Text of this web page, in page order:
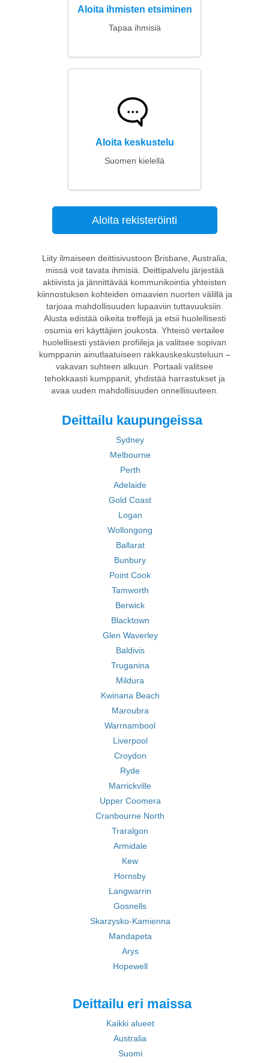
Aloita ihmisten etsiminen
Tapaa ihmisiä
Aloita keskustelu
Suomen kielellä
Aloita rekisteröinti
Liity ilmaiseen deittisivustoon Brisbane, Australia,
missä voit tavata ihmisiä. Deittipalvelu järjestää
aktiivista ja jännittävää kommunikointia yhteisten
kiinnostuksen kohteiden omaavien nuorten välillä ja
tarjoaa mahdollisuuden lupaaviin tuttavuuksiin.
Alusta edistää oikeita treffejä ja etsii huolellisesti
osumia eri käyttäjien joukosta. Yhteisö vertailee
huolellisesti ystävien profiileja ja valitsee sopivan
kumppanin ainutlaatuiseen rakkauskeskusteluun –
vakavan suhteen alkuun. Portaali valitsee
tehokkaasti kumppanit, yhdistää harrastukset ja
avaa uuden mahdollisuuden onnellisuuteen.
Deittailu kaupungeissa
Sydney
Melbourne
Perth
Adelaide
Gold Coast
Logan
Wollongong
Ballarat
Bunbury
Point Cook
Tamworth
Berwick
Blacktown
Glen Waverley
Baldivis
Truganina
Mildura
Kwinana Beach
Maroubra
Warrnambool
Liverpool
Croydon
Ryde
Marrickville
Upper Coomera
Cranbourne North
Traralgon
Armidale
Kew
Hornsby
Langwarrin
Gosnells
Skarzysko-Kamienna
Mandapeta
Arys
Hopewell
Deittailu eri maissa
Kaikki alueet
Australia
Suomi